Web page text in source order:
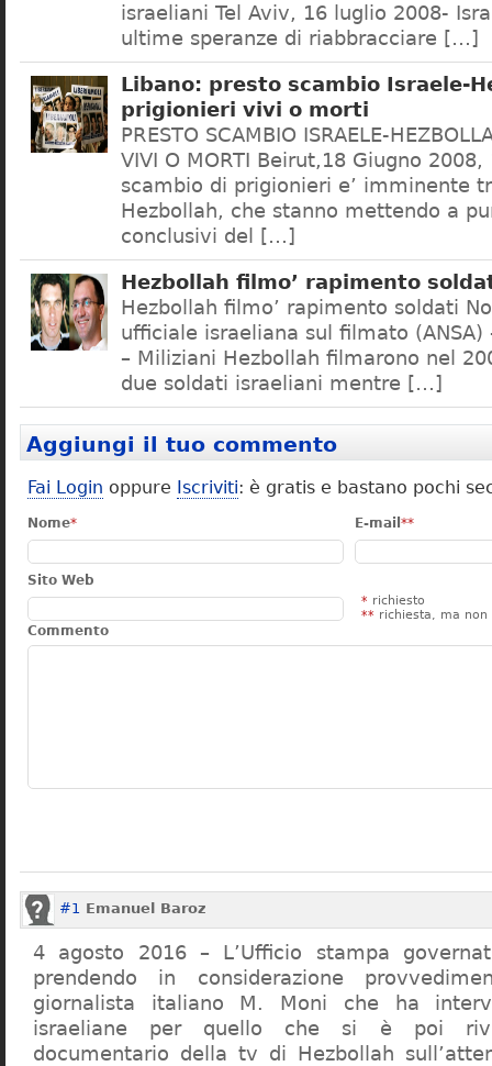
israeliani Tel Aviv, 16 luglio 2008-
ultime speranze di riabbracciare […]
Libano: presto scambio Israele-
prigionieri vivi o morti
PRESTO SCAMBIO ISRAELE-
VIVI O MORTI Beirut,18 Giugno 2008,
scambio di prigionieri e’ imminente
Hezbollah, che stanno mettendo a
conclusivi del […]
Hezbollah filmo’ rapimento
Hezbollah filmo’ rapimento soldati
ufficiale israeliana sul filmato (ANSA)
– Miliziani Hezbollah filmarono nel
due soldati israeliani mentre […]
Aggiungi il tuo commento
Fai Login oppure Iscriviti: è gratis e bastano pochi
Nome* E-mail **
Sito Web
* richiesto
** richiesta, ma non
Commento
#1 Emanuel Baroz
4 agosto 2016 – L’Ufficio stampa
prendendo in considerazione
giornalista italiano M. Moni che ha
israeliane per quello che si è poi
documentario della tv di Hezbollah